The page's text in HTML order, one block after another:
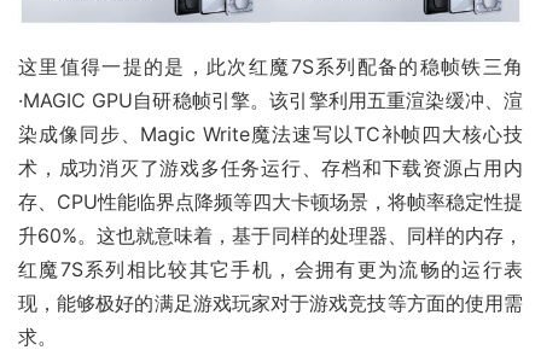
这里值得一提的是，此次红魔7S系列配备的稳帧铁三角
·MAGIC GPU自研稳帧引擎。该引擎利用五重渲染缓冲、渲
染成像同步、Magic Write魔法速写以TC补帧四大核心技
术，成功消灭了游戏多任务运行、存档和下载资源占用内
存、CPU性能临界点降频等四大卡顿场景，将帧率稳定性提
升60%。这也就意味着，基于同样的处理器、同样的内存，
红魔7S系列相比较其它手机，会拥有更为流畅的运行表
现，能够极好的满足游戏玩家对于游戏竞技等方面的使用需
求。